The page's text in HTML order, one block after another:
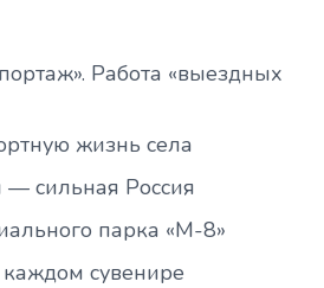
Работа «выездных
жизнь села
— сильная Россия
парка «М-8»
сувенире